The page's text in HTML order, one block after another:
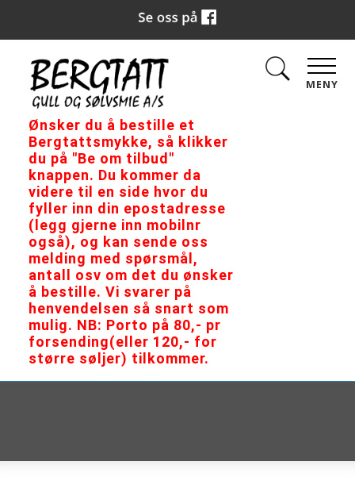
Ønsker du å bestille et
Bergtattsmykke, så klikker
du på "Be om tilbud"
knappen. Du kommer da
videre til en side hvor du
fyller inn din epostadresse
(legg gjerne inn mobilnr
også), og kan sende oss
melding med spørsmål,
antall osv om det du ønsker
å bestille. Vi svarer på
henvendelsen så snart som
mulig. NB: Porto på 80,- pr
forsending(eller 120,- for
større søljer) tilkommer.
MENY